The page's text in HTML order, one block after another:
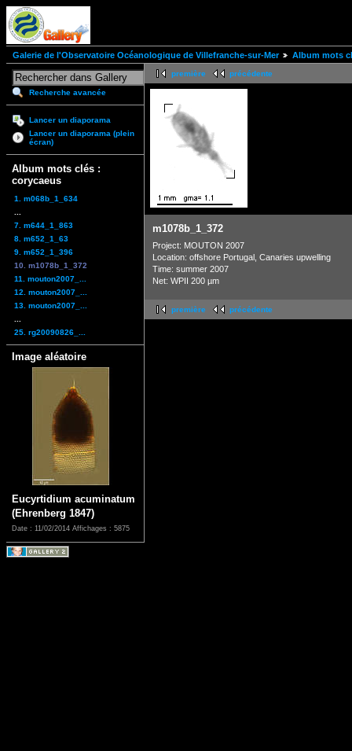
Galerie de l'Observatoire Océanologique de Villefranche-sur-Mer Album mots
Recherche avancée
Lancer un diaporama
Lancer un diaporama (plein
écran)
Album mots clés :
corycaeus
1. m068b_1_634
7. m644_1_863
8. m652_1_63
9. m652_1_396
10. m1078b_1_372
11. mouton2007_...
12. mouton2007_...
13. mouton2007_...
25. rg20090826_...
Image aléatoire
Eucyrtidium acuminatum
(Ehrenberg 1847)
Date : 11/02/2014 Affichages : 5875
première précédente
m1078b_1_372
Project: MOUTON 2007
Location: offshore Portugal, Canaries upwelling
Time: summer 2007
Net: WPII 200 µm
première précédente